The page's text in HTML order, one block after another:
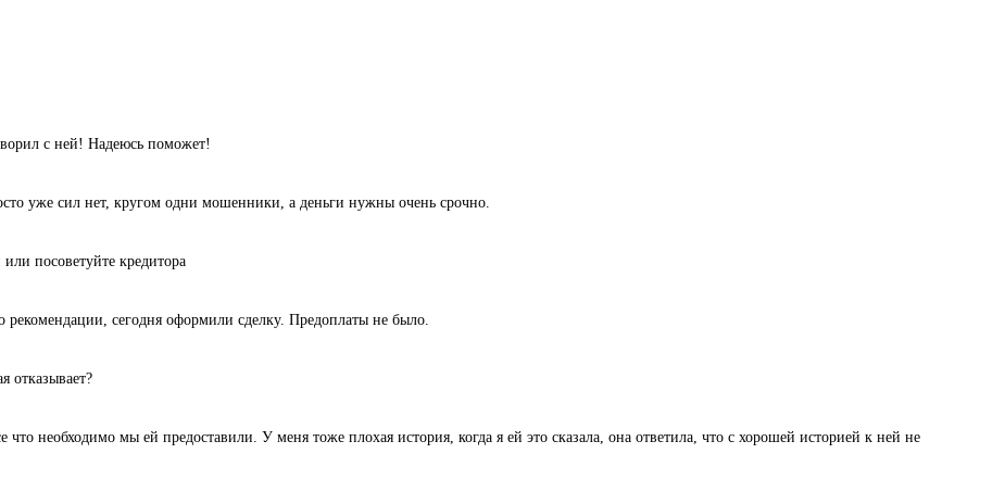
с ней! Надеюсь поможет!
уже сил нет, кругом одни мошенники, а деньги нужны очень срочно.
посоветуйте кредитора
сегодня оформили сделку. Предоплаты не было.
отказывает?
необходимо мы ей предоставили. У меня тоже плохая история, когда я ей это сказала, она ответила, что с хорошей историей к ней не